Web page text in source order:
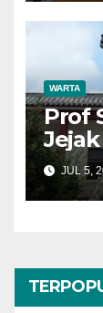
WARTA
Prof
JUL 5,